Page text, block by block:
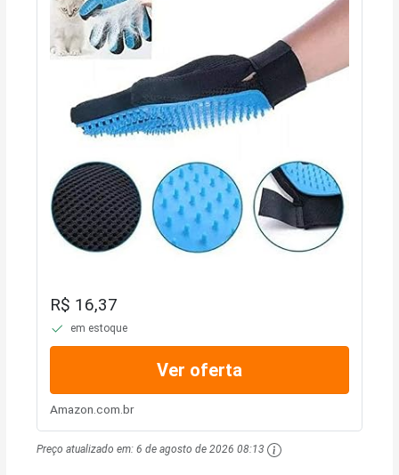
R$ 16,37
em estoque
Ver oferta
Amazon.com.br
Preço atualizado em:6 de agosto de 2026 08:13